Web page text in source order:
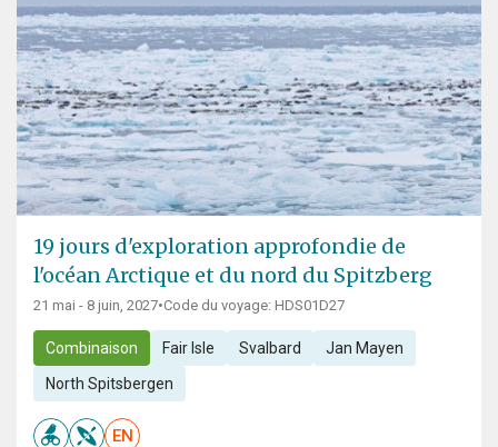
19 jours d'exploration approfondie de
l'océan Arctique et du nord du Spitzberg
21 mai - 8 juin, 2027•Code du voyage: HDS01D27
Combinaison Fair Isle Svalbard Jan Mayen
North Spitsbergen
EN